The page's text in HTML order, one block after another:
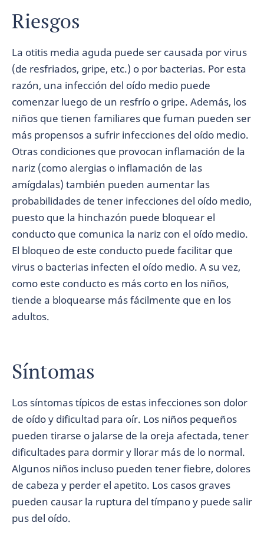
Riesgos
La otitis media aguda puede ser causada por virus
(de resfriados, gripe, etc.) o por bacterias. Por esta
razón, una infección del oído medio puede
comenzar luego de un resfrío o gripe. Además, los
niños que tienen familiares que fuman pueden ser
más propensos a sufrir infecciones del oído medio.
Otras condiciones que provocan inflamación de la
nariz (como alergias o inflamación de las
amígdalas) también pueden aumentar las
probabilidades de tener infecciones del oído medio,
puesto que la hinchazón puede bloquear el
conducto que comunica la nariz con el oído medio.
El bloqueo de este conducto puede facilitar que
virus o bacterias infecten el oído medio. A su vez,
como este conducto es más corto en los niños,
tiende a bloquearse más fácilmente que en los
adultos.
Síntomas
Los síntomas típicos de estas infecciones son dolor
de oído y dificultad para oír. Los niños pequeños
pueden tirarse o jalarse de la oreja afectada, tener
dificultades para dormir y llorar más de lo normal.
Algunos niños incluso pueden tener fiebre, dolores
de cabeza y perder el apetito. Los casos graves
pueden causar la ruptura del tímpano y puede salir
pus del oído.